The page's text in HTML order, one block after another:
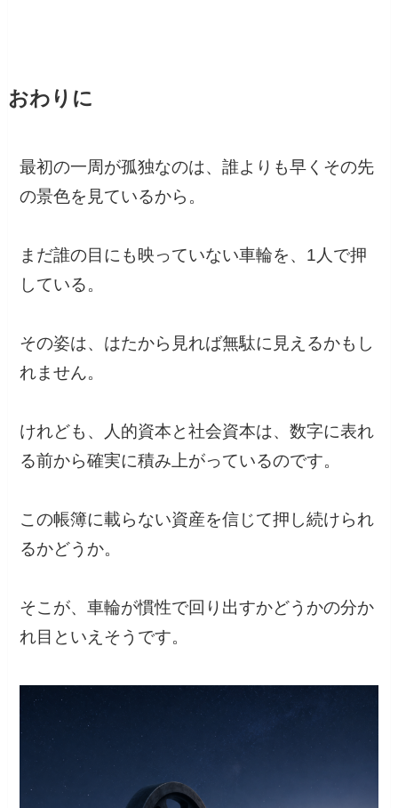
おわりに
最初の一周が孤独なのは、誰よりも早くその先
の景色を見ているから。
まだ誰の目にも映っていない車輪を、1人で押
している。
その姿は、はたから見れば無駄に見えるかもし
れません。
けれども、人的資本と社会資本は、数字に表れ
る前から確実に積み上がっているのです。
この帳簿に載らない資産を信じて押し続けられ
るかどうか。
そこが、車輪が慣性で回り出すかどうかの分か
れ目といえそうです。